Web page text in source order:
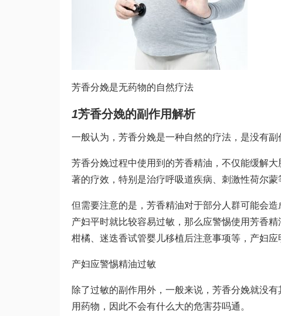
芳香分娩是无药物的自然疗法
1芳香分娩的副作用解析
一般认为，芳香分娩是一种自然的疗法，是没有
芳香分娩过程中使用到的芳香精油，不仅能缓解
著的疗效，特别是治疗呼吸道疾病、刺激性荷尔蒙
但需要注意的是，芳香精油对于部分人群可能会
产妇平时就比较容易过敏，那么应警惕使用芳香
柑橘、迷迭香试管婴儿移植后注意事项等，产妇应
产妇应警惕精油过敏
除了过敏的副作用外，一般来说，芳香分娩就没
用药物，因此不会有什么大的危害芬吗通 。